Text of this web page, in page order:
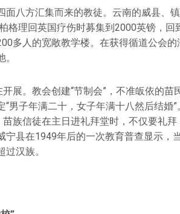
面八方汇集而来的教徒。云南的威县、
格理回英国疗伤时募集到2000英镑，回
多人的宽敞教学楼。在获得循道公会
展。教会创建“节制会”，不准皈依的苗
“男子年满二十，女子年满十八然后结婚
苗族信徒在主日进礼拜堂时，不仅要礼
宁县在1949年后的一次教育普查显示，
汉族。